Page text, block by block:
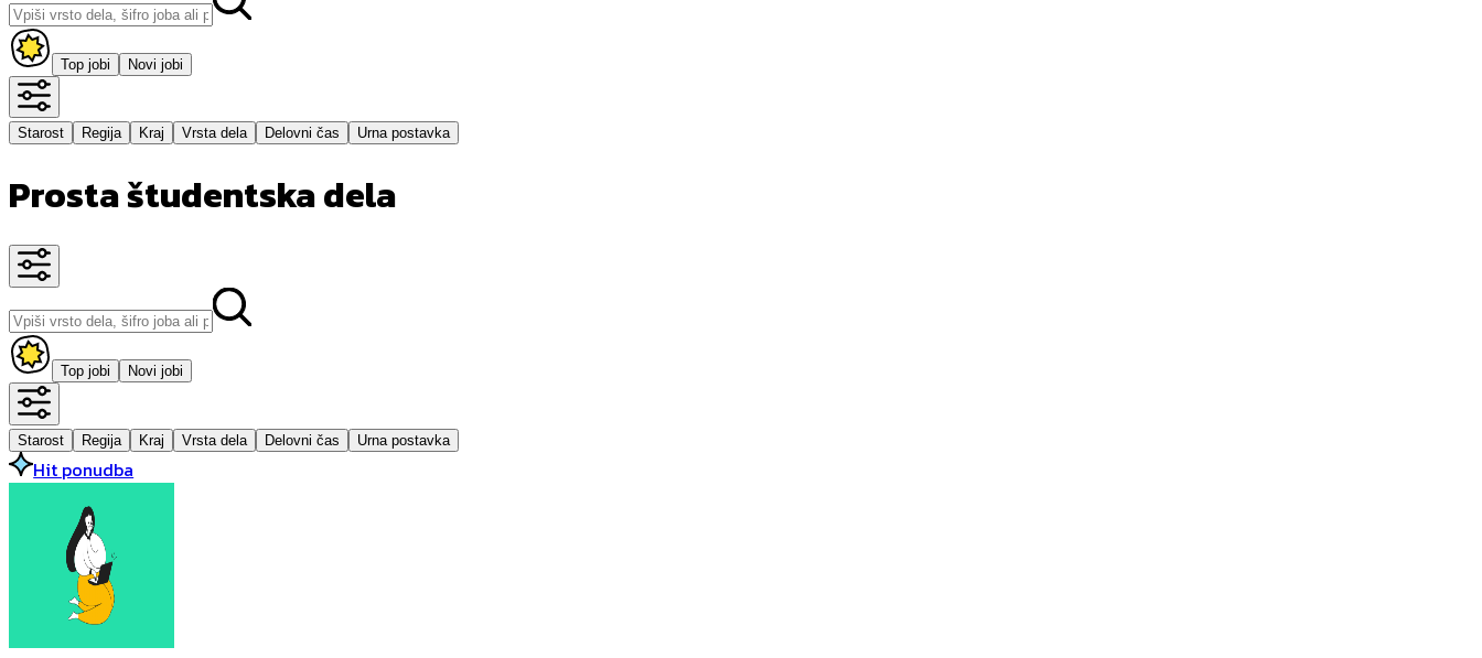
Top jobi Novi jobi
Starost Regija Kraj Vrsta dela Delovni čas Urna postavka
Prosta študentska dela
Top jobi Novi jobi
Starost Regija Kraj Vrsta dela Delovni čas Urna postavka
Hit ponudba